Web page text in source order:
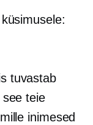
tuvastab
teie
inimesed